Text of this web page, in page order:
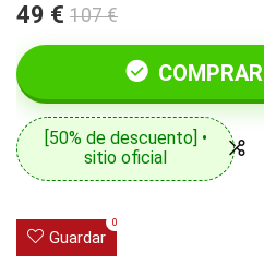
49 € 107 €
COMPRAR
[50% de descuento] •
sitio oficial
Guardar
0